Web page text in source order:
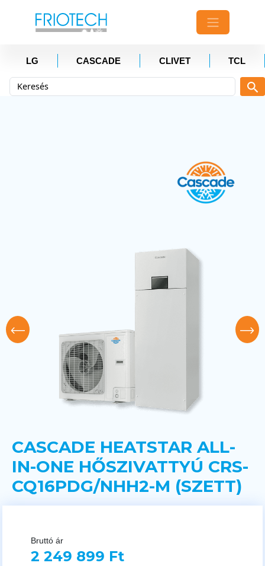
LG CASCADE CLIVET TCL
CASCADE HEATSTAR ALL-
IN-ONE HŐSZIVATTYÚ CRS-
CQ16PDG/NHH2-M (SZETT)
Bruttó ár
2 249 899 Ft